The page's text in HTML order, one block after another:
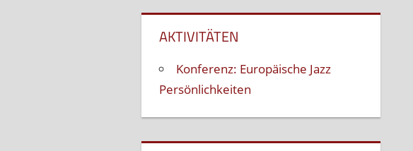
AKTIVITÄTEN
Konferenz: Europäische Jazz
Persönlichkeiten